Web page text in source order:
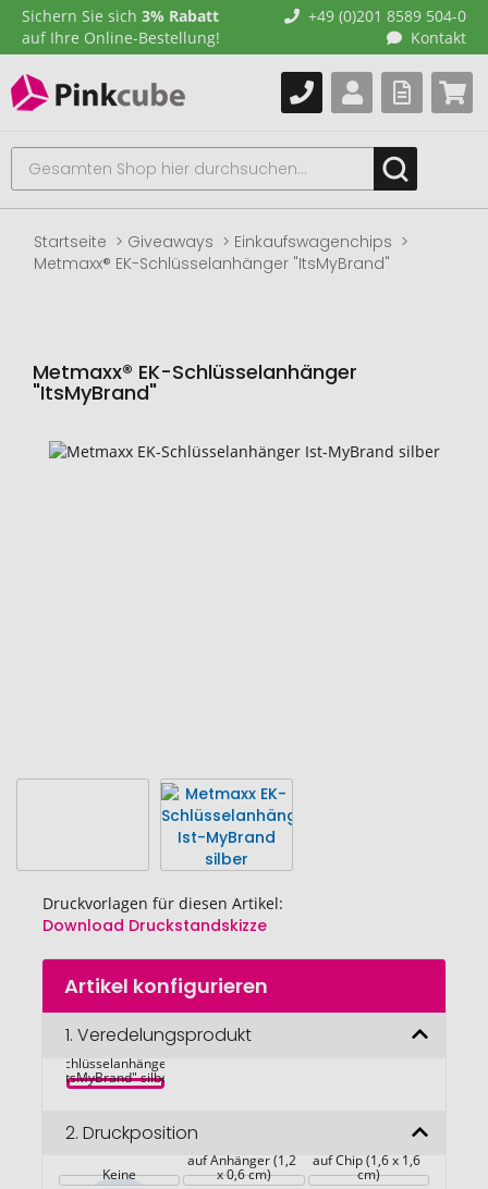
Sichern Sie sich 3% Rabatt
auf Ihre Online-Bestellung!
+49 (0)201 8589 504-0
Kontakt
Startseite Giveaways
Einkaufswagenchips
Metmaxx® EK-Schlüsselanhänger "ItsMyBrand"
Metmaxx® EK-Schlüsselanhänger
"ItsMyBrand"
Druckvorlagen für diesen Artikel:
Download Druckstandskizze
Zum
Anfang
Bildgalerie
springen
Artikel konfigurieren
1. Veredelungsprodukt
Schlüsselanhänger
"ItsMyBrand" silber
2. Druckposition
Keine
auf Anhänger (1,2
x 0,6 cm)
auf Chip (1,6 x 1,6
cm)